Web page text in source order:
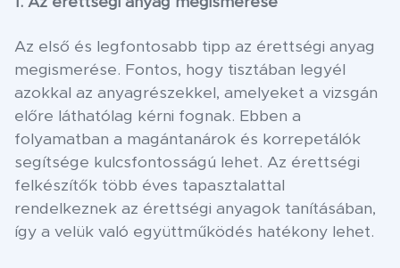
Az első és legfontosabb tipp az érettségi anyag
megismerése. Fontos, hogy tisztában legyél
azokkal az anyagrészekkel, amelyeket a vizsgán
előre láthatólag kérni fognak. Ebben a
folyamatban a magántanárok és korrepetálók
segítsége kulcsfontosságú lehet. Az érettségi
felkészítők több éves tapasztalattal
rendelkeznek az érettségi anyagok tanításában,
így a velük való együttműködés hatékony lehet.